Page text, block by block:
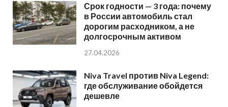
Срок годности — 3 года: почему
в России автомобиль стал
дорогим расходником, а не
долгосрочным активом
27.04.2026
Niva Travel против Niva Legend:
где обслуживание обойдется
дешевле